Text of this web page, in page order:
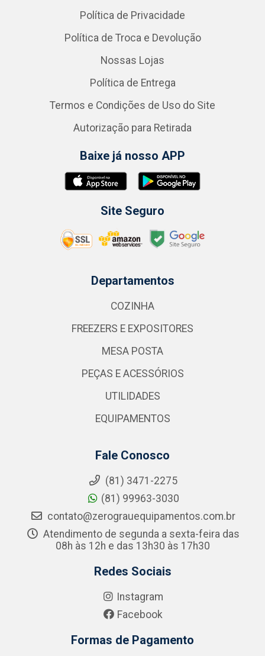
Política de Privacidade
Política de Troca e Devolução
Nossas Lojas
Política de Entrega
Termos e Condições de Uso do Site
Autorização para Retirada
Baixe já nosso APP
Site Seguro
Departamentos
COZINHA
FREEZERS E EXPOSITORES
MESA POSTA
PEÇAS E ACESSÓRIOS
UTILIDADES
EQUIPAMENTOS
Fale Conosco
(81) 3471-2275
(81) 99963-3030
contato@zerograuequipamentos.com.br
Atendimento de segunda a sexta-feira das
08h às 12h e das 13h30 às 17h30
Redes Sociais
Instagram
Facebook
Formas de Pagamento